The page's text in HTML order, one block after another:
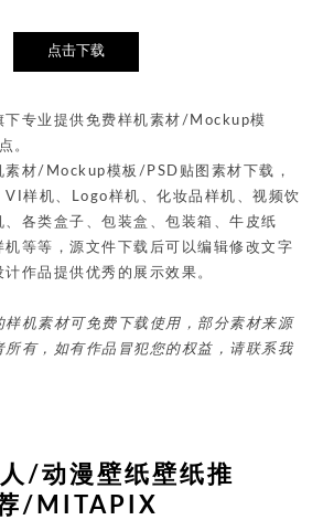
点击下载
下专业提供免费样机素材/Mockup模
。
素材/Mockup模板/PSD贴图素材下载，
VI样机、Logo样机、化妆品样机、视频饮
各类盒子、包装盒、包装箱、牛皮纸
等等，源文件下载后可以编辑修改文字
作品提供优秀的展示效果。
样机素材可免费下载使用，部分素材来源
所有，如有作品冒犯您的权益，请联系我
/动漫壁纸壁纸推
/MITAPIX